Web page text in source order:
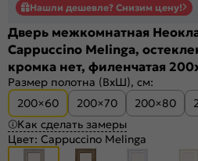
Нашли дешевле? Снизим цену!
Дверь межкомнатная
Cappuccino Melinga,
кромка нет, филенчатая
Размер полотна (ВхШ), см:
200×60
200×70 200×80
Как сделать замеры
Цвет: Cappuccino Melinga